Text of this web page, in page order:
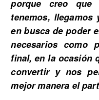
porque creo que
tenemos,
en busca de poder
necesarios como
final, en la ocasión
convertir y nos
mejor manera el